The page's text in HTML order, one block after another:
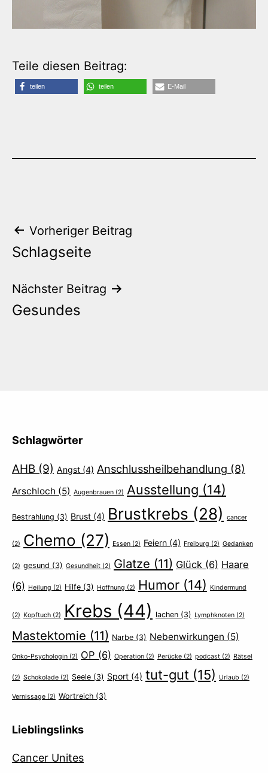
Teile diesen Beitrag:
teilen teilen E-Mail
Beitrags-
Navigation
Vorheriger Beitrag
Schlagseite
Nächster Beitrag
Gesundes
Schlagwörter
AHB (9) Angst (4) Anschlussheilbehandlung (8)
Arschloch (5) Augenbrauen (2) Ausstellung (14)
Bestrahlung (3) Brust (4) Brustkrebs (28) cancer
(2) Chemo (27) Essen (2) Feiern (4) Freiburg (2) Gedanken
(2) gesund (3) Gesundheit (2) Glatze (11) Glück (6) Haare
(6) Heilung (2) Hilfe (3) Hoffnung (2) Humor (14) Kindermund
(2) Kopftuch (2) Krebs (44) lachen (3) Lymphknoten (2)
Mastektomie (11) Narbe (3) Nebenwirkungen (5)
Onko-Psychologin (2) OP (6) Operation (2) Perücke (2) podcast (2) Rätsel
(2) Schokolade (2) Seele (3) Sport (4) tut-gut (15) Urlaub (2)
Vernissage (2) Wortreich (3)
Lieblingslinks
Cancer Unites